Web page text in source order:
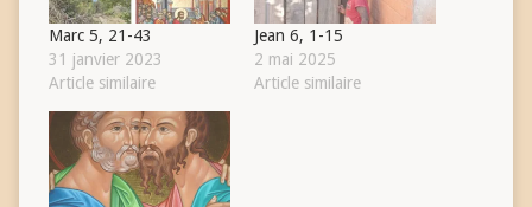
Marc 5, 21-43
31 janvier 2023
Article similaire
Jean 6, 1-15
2 mai 2025
Article similaire